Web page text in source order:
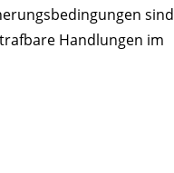
sind
Handlungen im